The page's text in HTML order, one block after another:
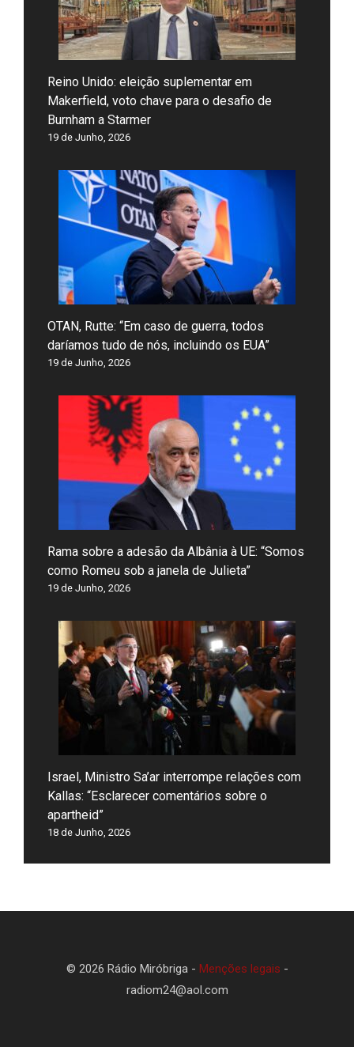
Reino Unido: eleição suplementar em
Makerfield, voto chave para o desafio de
Burnham a Starmer
19 de Junho, 2026
OTAN, Rutte: “Em caso de guerra, todos
daríamos tudo de nós, incluindo os EUA”
19 de Junho, 2026
Rama sobre a adesão da Albânia à UE: “Somos
como Romeu sob a janela de Julieta”
19 de Junho, 2026
Israel, Ministro Sa’ar interrompe relações com
Kallas: “Esclarecer comentários sobre o
apartheid”
18 de Junho, 2026
© 2026 Rádio Miróbriga - Menções legais -
radiom24@aol.com